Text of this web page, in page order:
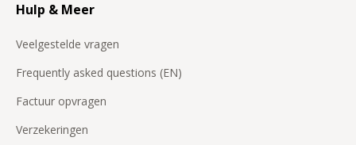
Hulp & Meer
Veelgestelde vragen
Frequently asked questions (EN)
Factuur opvragen
Verzekeringen